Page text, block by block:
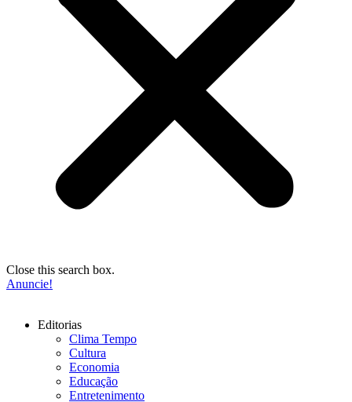
Close this search box.
Anuncie!
Editorias
Clima Tempo
Cultura
Economia
Educação
Entretenimento